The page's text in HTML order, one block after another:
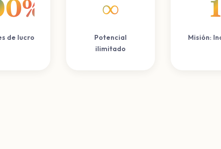
de lucro
∞
Potencial
ilimitado
1
Misión: